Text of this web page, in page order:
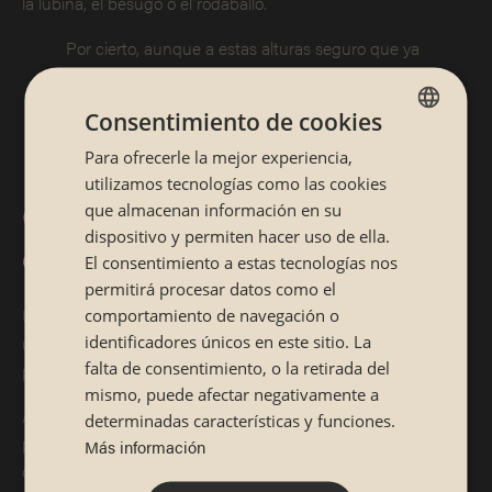
Por cierto, aunque a estas alturas seguro que ya
las conoces perfectamente, no está de más
tataki. No los confundas, ¡son dos platos
distintos!
Cómo se debe servir el plato con
el corte más delicado
Un último detalle que debes tener en cuenta sobre el
usuzukuri es que la técnica de corte es muy importante, sí,
pero también lo es supresentación
Algo muy habitual en el país nipón es servir estas lonchas de
pescado ultrafinas enforma de abanico
disposición circular, sobre un plato grande y plano que las
CATALÁN
Consentimiento de cookies
Para ofrecerle la mejor experiencia,
utilizamos tecnologías como las cookies
que almacenan información en su
dispositivo y permiten hacer uso de ella.
El consentimiento a estas tecnologías nos
permitirá procesar datos como el
comportamiento de navegación o
identificadores únicos en este sitio. La
falta de consentimiento, o la retirada del
mismo, puede afectar negativamente a
determinadas características y funciones.
Más información